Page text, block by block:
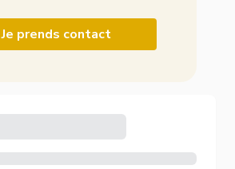
Je prends contact